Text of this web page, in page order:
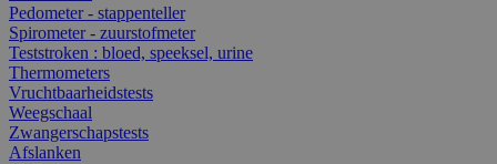
Pedometer - stappenteller
Spirometer - zuurstofmeter
Teststroken : bloed, speeksel, urine
Thermometers
Vruchtbaarheidstests
Weegschaal
Zwangerschapstests
Afslanken